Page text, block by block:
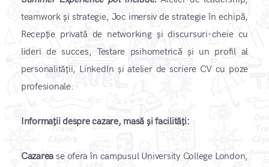
teamwork și strategie, Joc imersiv de strategie în echipă,
Recepție privată de networking și discursuri-cheie cu
lideri de succes, Testare psihometrică și un profil al
personalității, LinkedIn și atelier de scriere CV cu poze
profesionale.
Informații despre cazare, masă și facilități:
​Cazarea se ofera în campusul University College London,